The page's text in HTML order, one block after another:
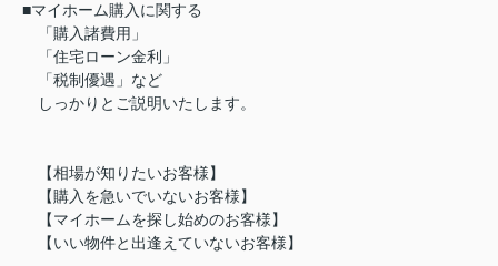
■マイホーム購入に関する
「購入諸費用」
「住宅ローン金利」
「税制優遇」など
しっかりとご説明いたします。
【相場が知りたいお客様】
【購入を急いでいないお客様】
【マイホームを探し始めのお客様】
【いい物件と出逢えていないお客様】